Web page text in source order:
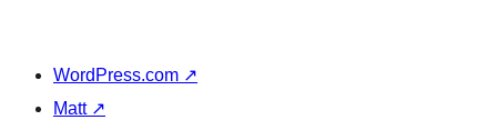
WordPress.com ↗
Matt ↗